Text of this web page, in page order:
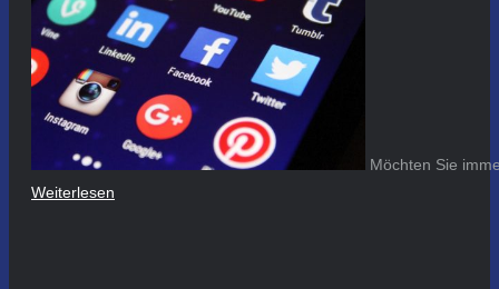
Möchten Sie
Weiterlesen